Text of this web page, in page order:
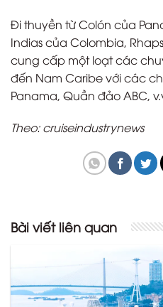
Đi thuyền từ Colón của
Indias của Colombia,
cung cấp một loạt các
đến Nam Caribe với các
Panama, Quần đảo ABC,
Theo: cruiseindustrynews
Bài viết liên quan